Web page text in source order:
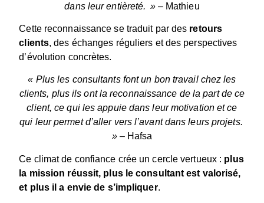
dans leur entièreté. » – Mathieu
Cette reconnaissance se traduit par des retours
clients, des échanges réguliers et des perspectives
d’évolution concrètes.
« Plus les consultants font un bon travail chez les
clients, plus ils ont la reconnaissance de la part de ce
client, ce qui les appuie dans leur motivation et ce
qui leur permet d’aller vers l’avant dans leurs projets.
» – Hafsa
Ce climat de confiance crée un cercle vertueux : plus
la mission réussit, plus le consultant est valorisé,
et plus il a envie de s’impliquer.